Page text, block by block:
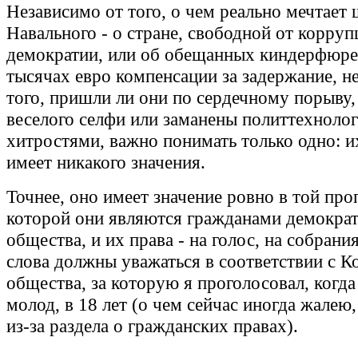
Независимо от того, о чем реально мечтает
Навального - о стране, свободной от
демократии, или об обещанных
тысячах евро компенсации за задержание,
того, пришли ли они по сердечному
веселого селфи или заманены
хитростями, важно понимать только одно:
имеет никакого значения.
Точнее, оно имеет значение ровно в той
которой они являются гражданами
общества, и их права - на голос, на
слова должны уважаться в соответствии с
общества, за которую я проголосовал,
молод, в 18 лет (о чем сейчас иногда
из-за раздела о гражданских правах).